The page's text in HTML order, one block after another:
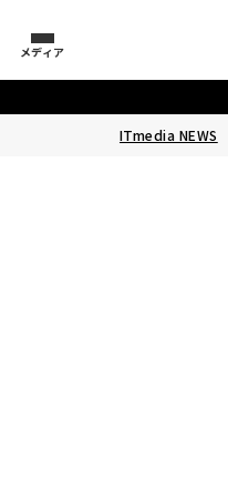
メディア
ITmedia NEWS